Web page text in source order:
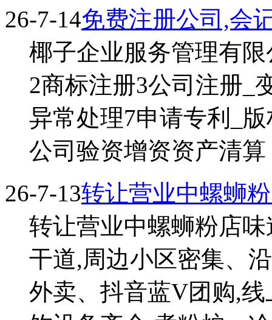
26-7-14免费注册公司,会
椰子企业服务管理有
2商标注册3公司注册_
异常处理7申请专利_
公司验资增资资产清算
26-7-13转让营业中螺蛳
转让营业中螺蛳粉店
干道,周边小区密集、
外卖、抖音蓝V团购,